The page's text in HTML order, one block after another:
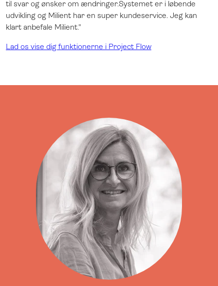
til svar og ønsker om ændringer.Systemet er i løbende
udvikling og Milient har en super kundeservice. Jeg kan
klart anbefale Milient."
Lad os vise dig funktionerne i Project Flow